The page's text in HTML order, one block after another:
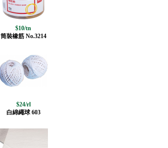
$10/tn
筒裝橡筋 No.3214
$24/rl
白綿繩球 603